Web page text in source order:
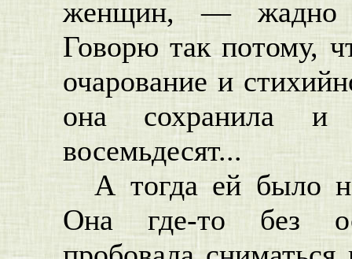
женщин, — жадно
Говорю так потому,
очарование и
она сохранила
восемьдесят...
А тогда ей было
Она где-то без